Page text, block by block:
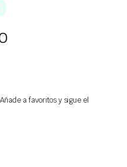
a favoritos y sigue el